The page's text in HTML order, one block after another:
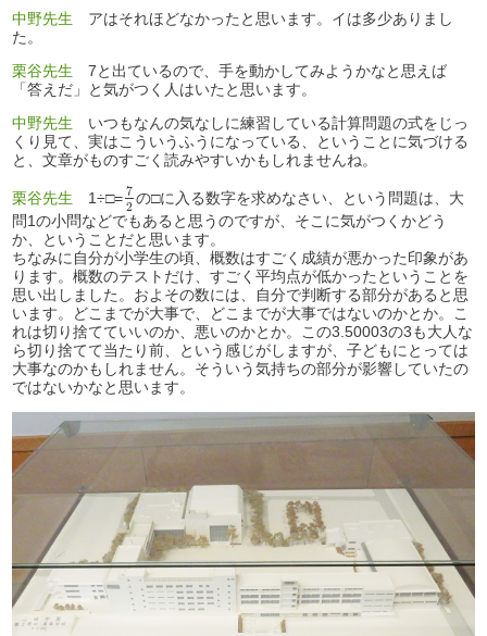
中野先生 アはそれほどなかったと思います。イは多少ありまし
た。
栗谷先生 7と出ているので、手を動かしてみようかなと思えば
「答えだ」と気がつく人はいたと思います。
中野先生 いつもなんの気なしに練習している計算問題の式をじっ
くり見て、実はこういうふうになっている、ということに気づける
と、文章がものすごく読みやすいかもしれませんね。
栗谷先生 1÷□= 7
2
7
の□に入る数字を求めなさい、という問題は、大
問1の小問などでもあると思うのですが、そこに気がつくかどう
か、ということだと思います。
ちなみに自分が小学生の頃、概数はすごく成績が悪かった印象があ
ります。概数のテストだけ、すごく平均点が低かったということを
思い出しました。およその数には、自分で判断する部分があると思
います。どこまでが大事で、どこまでが大事ではないのかとか。こ
れは切り捨てていいのか、悪いのかとか。この3.50003の3も大人な
ら切り捨てて当たり前、という感じがしますが、子どもにとっては
大事なのかもしれません。そういう気持ちの部分が影響していたの
ではないかなと思います。